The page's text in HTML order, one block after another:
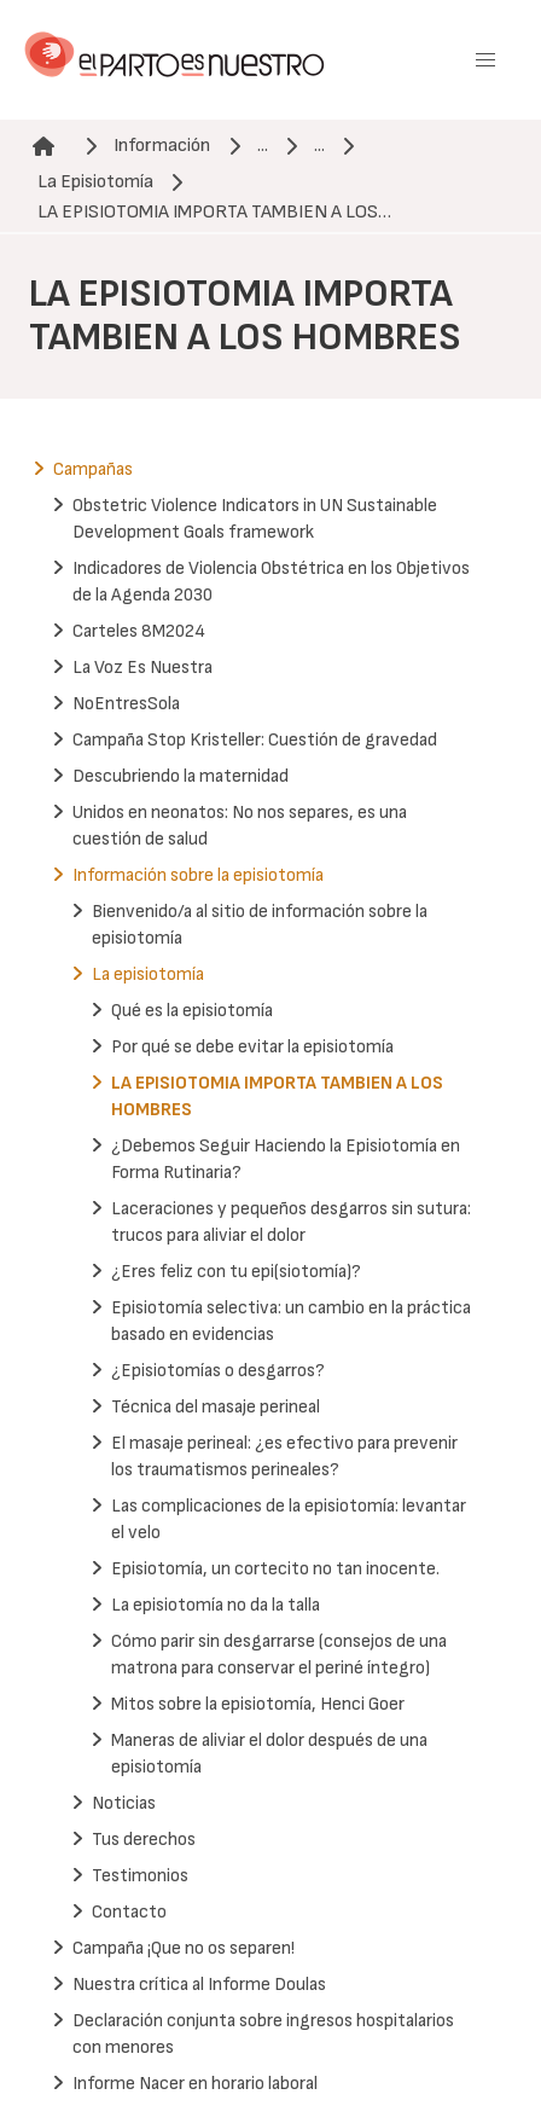
contenido
Ruta de navegación
Información ...
...
La Episiotomía
LA EPISIOTOMIA IMPORTA TAMBIEN A LOS…
LA EPISIOTOMIA IMPORTA
TAMBIEN A LOS HOMBRES
Campañas
Obstetric Violence Indicators in UN Sustainable
Development Goals framework
Indicadores de Violencia Obstétrica en los Objetivos
de la Agenda 2030
Carteles 8M2024
La Voz Es Nuestra
NoEntresSola
Campaña Stop Kristeller: Cuestión de gravedad
Descubriendo la maternidad
Unidos en neonatos: No nos separes, es una
cuestión de salud
Información sobre la episiotomía
Bienvenido/a al sitio de información sobre la
episiotomía
La episiotomía
Qué es la episiotomía
Por qué se debe evitar la episiotomía
LA EPISIOTOMIA IMPORTA TAMBIEN A LOS
HOMBRES
¿Debemos Seguir Haciendo la Episiotomía en
Forma Rutinaria?
Laceraciones y pequeños desgarros sin sutura:
trucos para aliviar el dolor
¿Eres feliz con tu epi(siotomía)?
Episiotomía selectiva: un cambio en la práctica
basado en evidencias
¿Episiotomías o desgarros?
Técnica del masaje perineal
El masaje perineal: ¿es efectivo para prevenir
los traumatismos perineales?
Las complicaciones de la episiotomía: levantar
el velo
Episiotomía, un cortecito no tan inocente.
La episiotomía no da la talla
Cómo parir sin desgarrarse (consejos de una
matrona para conservar el periné íntegro)
Mitos sobre la episiotomía, Henci Goer
Maneras de aliviar el dolor después de una
episiotomía
Noticias
Tus derechos
Testimonios
Contacto
Campaña ¡Que no os separen!
Nuestra crítica al Informe Doulas
Declaración conjunta sobre ingresos hospitalarios
con menores
Informe Nacer en horario laboral